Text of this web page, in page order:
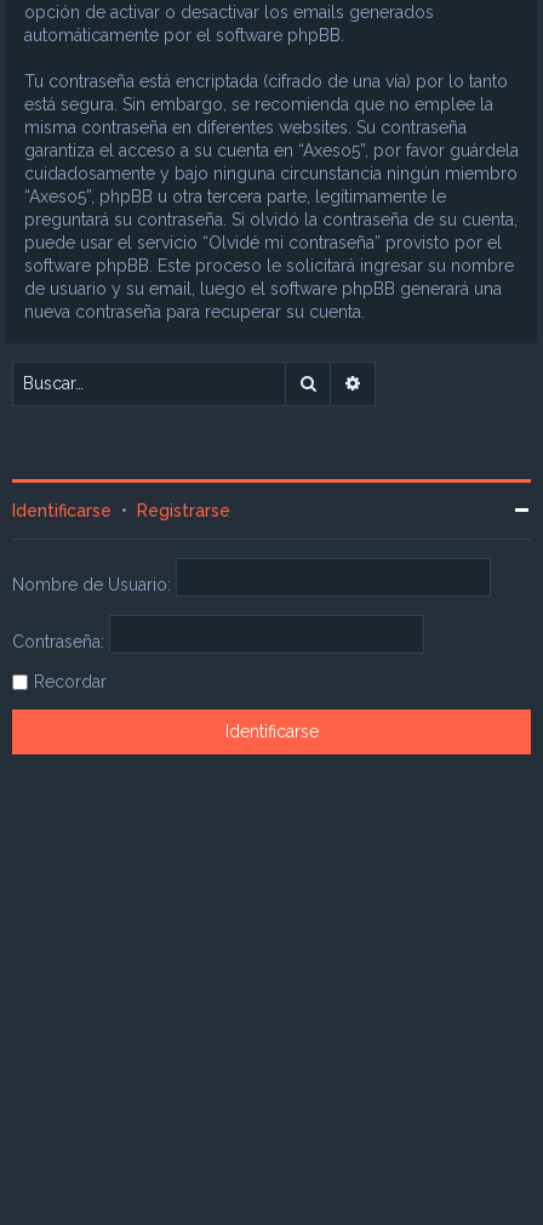
opción de activar o desactivar los emails generados
automáticamente por el software phpBB.
Tu contraseña está encriptada (cifrado de una vía) por lo tanto
está segura. Sin embargo, se recomienda que no emplee la
misma contraseña en diferentes websites. Su contraseña
garantiza el acceso a su cuenta en “Axeso5”, por favor guárdela
cuidadosamente y bajo ninguna circunstancia ningún miembro
“Axeso5”, phpBB u otra tercera parte, legítimamente le
preguntará su contraseña. Si olvidó la contraseña de su cuenta,
puede usar el servicio “Olvidé mi contraseña” provisto por el
software phpBB. Este proceso le solicitará ingresar su nombre
de usuario y su email, luego el software phpBB generará una
nueva contraseña para recuperar su cuenta.
Buscar
Identificarse • Registrarse
Nombre de Usuario:
Contraseña:
Recordar